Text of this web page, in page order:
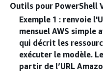
Outils pour PowerShell
Exemple 1 : renvoie
mensuel AWS simple
qui décrit les
exécuter le modèle.
partir de l’URL